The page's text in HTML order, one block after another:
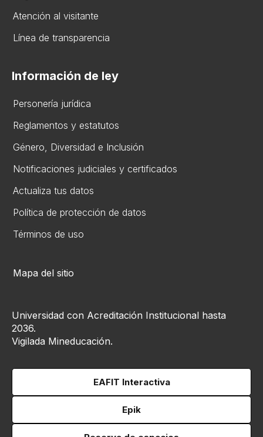
Atención al visitante
Línea de transparencia
Información de ley
Personería jurídica
Reglamentos y estatutos
Gén​ero, Diversidad ​e Inclusión
Notificaciones judiciales y certificados
Actualiza tus datos
Política de protección de datos
Términos de uso
Mapa del sitio
Universidad con Acreditación Institucional hasta
2036.
Vigilada Mineducación.
EAFIT Interactiva
Epik